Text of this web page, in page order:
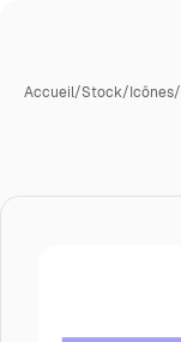
Accueil/Stock/Icônes/